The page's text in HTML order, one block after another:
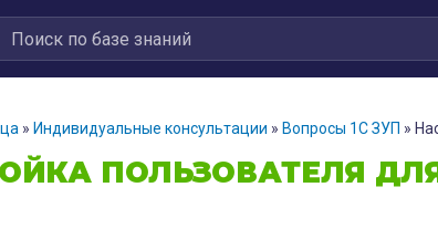
» Индивидуальные консультации » Вопросы 1С ЗУП »
ПОЛЬЗОВАТЕЛЯ